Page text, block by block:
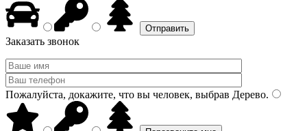
Заказать звонок
Пожалуйста, докажите, что вы человек, выбрав Дерево.